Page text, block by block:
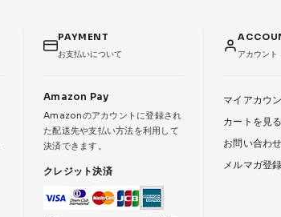
PAYMENT
お支払いについて
Amazon Pay
Amazonのアカウントに登録され
た配送先や支払い方法を利用して
決済できます。
クレジット決済
アカウント
マイアカウ
カートを見る
お問い合わせ
メルマガ登